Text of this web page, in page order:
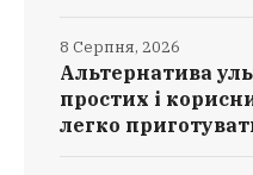
Альтернатива
простих і
легко
8 Серпня, 2026